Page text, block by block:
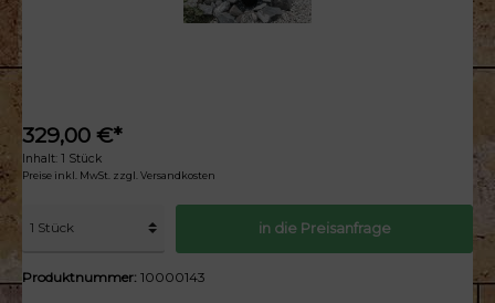
329,00 €*
Inhalt: 1 Stück
Preise inkl. MwSt. zzgl. Versandkosten
in die Preisanfrage
Produktnummer: 10000143